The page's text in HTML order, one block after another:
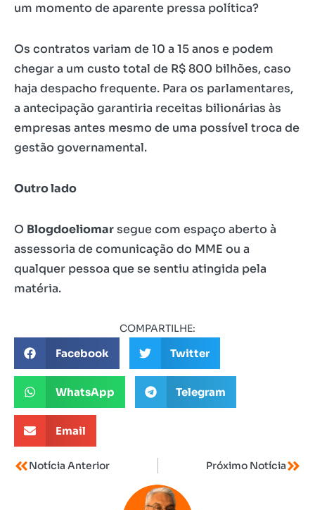
um momento de aparente pressa política?
Os contratos variam de 10 a 15 anos e podem
chegar a um custo total de R$ 800 bilhões, caso
haja despacho frequente. Para os parlamentares,
a antecipação garantiria receitas bilionárias às
empresas antes mesmo de uma possível troca de
gestão governamental.
Outro lado
O Blogdoeliomarsegue com espaço aberto à
assessoria de comunicação do MME ou a
qualquer pessoa que se sentiu atingida pela
matéria.
COMPARTILHE:
Facebook Twitter
WhatsApp Telegram
Email
Notícia Anterior Próximo Notícia